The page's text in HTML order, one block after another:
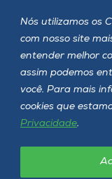
Nós utilizamos os
com nosso site
entender melhor
assim podemos
você. Para mais
cookies que
Privacidade.
Siga a
Política de privacidade